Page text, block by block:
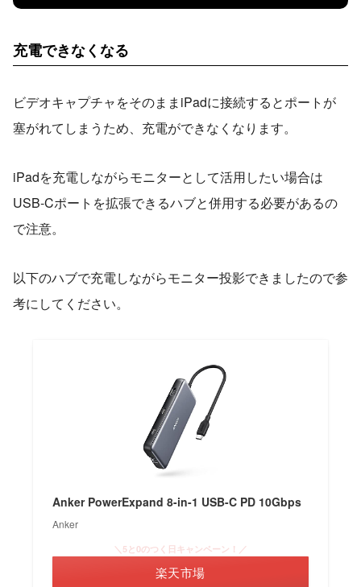
充電できなくなる
ビデオキャプチャをそのままiPadに接続するとポートが
塞がれてしまうため、充電ができなくなります。
iPadを充電しながらモニターとして活用したい場合は
USB-Cポートを拡張できるハブと併用する必要があるの
で注意。
以下のハブで充電しながらモニター投影できましたので参
考にしてください。
Anker PowerExpand 8-in-1 USB-C PD 10Gbps
Anker
＼5と0のつく日キャンペーン！／
楽天市場